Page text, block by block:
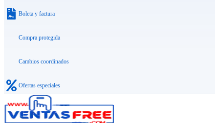
Boleta y factura
Compra protegida
Cambios coordinados
Ofertas especiales